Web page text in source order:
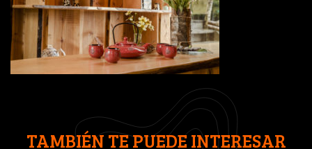
TAMBIÉN TE PUEDE INTERESAR